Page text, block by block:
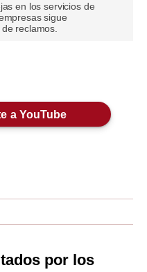
en los servicios de
sigue
reclamos.
a YouTube
por los